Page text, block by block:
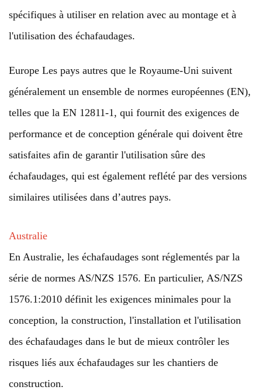
spécifiques à utiliser en relation avec au montage et à
l'utilisation des échafaudages.
Europe Les pays autres que le Royaume-Uni suivent
généralement un ensemble de normes européennes (EN),
telles que la EN 12811-1, qui fournit des exigences de
performance et de conception générale qui doivent être
satisfaites afin de garantir l'utilisation sûre des
échafaudages, qui est également reflété par des versions
similaires utilisées dans d’autres pays.
Australie
En Australie, les échafaudages sont réglementés par la
série de normes AS/NZS 1576. En particulier, AS/NZS
1576.1:2010 définit les exigences minimales pour la
conception, la construction, l'installation et l'utilisation
des échafaudages dans le but de mieux contrôler les
risques liés aux échafaudages sur les chantiers de
construction.